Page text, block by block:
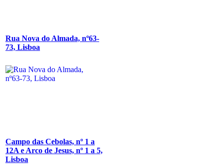
Rua Nova do Almada, nº63-
73, Lisboa
Campo das Cebolas, nº 1 a
12A e Arco de Jesus, nº 1 a 5,
Lisboa